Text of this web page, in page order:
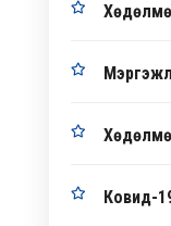
Ковид-